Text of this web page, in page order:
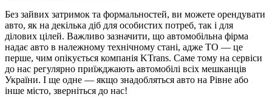
Без зайвих затримок та формальностей, ви можете орендувати
авто, як на декілька діб для особистих потреб, так і для
ділових цілей. Важливо зазначити, що автомобільна фірма
надає авто в належному технічному стані, адже ТО — це
перше, чим опікується компанія KTrans. Саме тому на сервіси
до нас регулярно приїжджають автомобілі всіх мешканців
України. І ще одне — якщо знадобляться авто на Рівне або
інше місто, зверніться до нас!